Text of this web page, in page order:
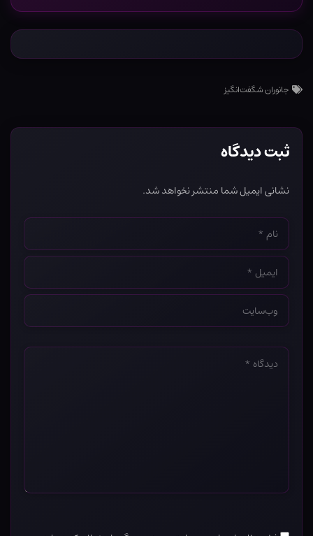
جانوران شگفت‌انگیز
ثبت دیدگاه
نشانی ایمیل شما منتشر نخواهد شد.
نام
*
ایمیل
*
وب‌سایت
*
دیدگاه